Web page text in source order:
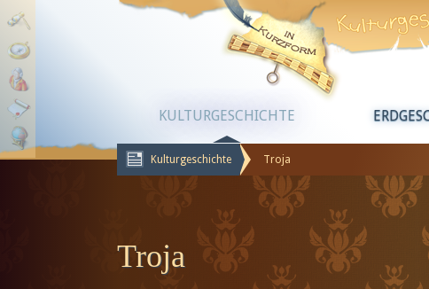
KULTURGESCHICHTE
Kulturgeschichte Troja
Troja